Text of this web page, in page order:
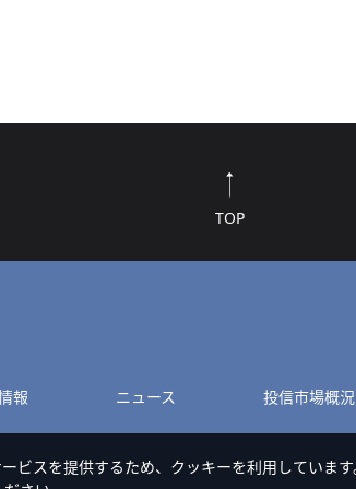
TOP
報 ニュース 投信市場概況
ビスを提供するため、クッキーを利用しています